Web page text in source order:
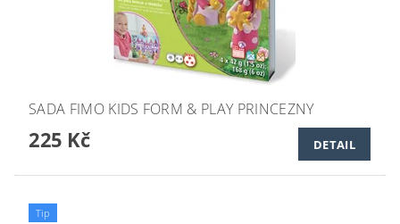
SADA FIMO KIDS FORM & PLAY PRINCEZNY
225 Kč DETAIL
Tip